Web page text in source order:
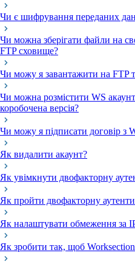
Чи є шифрування переданих
Чи можна зберігати файли на
FTP сховище?
Чи можу я завантажити на FTP
Чи можна розмістити WS
коробочена версія?
Чи можу я підписати договір з
Як видалити акаунт?
Як увімкнути двофакторну
Як пройти двофакторну
Як налаштувати обмеження за
Як зробити так, щоб